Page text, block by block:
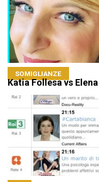
SOMIGLIANZE
Katia Follesa vs